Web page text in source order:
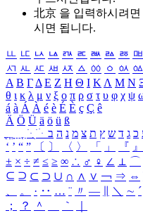
北京 을 입력하시려면
시면 됩니다.
ㅥ ㅦ ㅧ ㅨ ㅩ ㅪ ㅫ ㅬ ㅭ ㅮ
ㅺ ㅻ ㅼ ㅽ ㅾ ㅿ ㆀ ㆁ ㆂ ㆃ
Α Β ΓΔ Ε Ζ Η Θ Ι ΚΛ Μ Ν
θ ι κ λ μ ν ξ ο π ρ σ τ υ φ χ ψ
á à Á À é è É È ç Ç ê
Ä Ö Ü ä ö ü ß
ִֶֹ ֻּ ׁׂ כ ג ד ש ץ ת צ מ נ ה ב
‘ ’ “ ” 〔 〕 〈 〉 「 」 『 』
± × ÷ ≠ ≤ ≥ ∞ ∴ ♂ ♀ ∠ ⊥ ⌒
⊆ ⊇ ⊂ ⊃ ∪ ∩ ∧ ∨ ￢ ⇒ ⇔
、
。 · ‥ … ¨ 〃 ― ＼ ∼ ´
；
？ ＾ ｀